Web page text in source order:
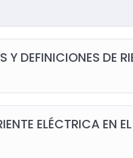
DEFINICIONES DE
ELÉCTRICA EN